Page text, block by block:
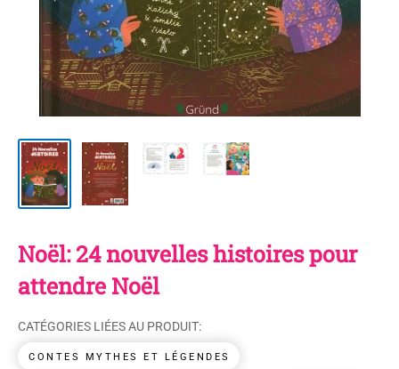
Noël: 24 nouvelles histoires pour
attendre Noël
CATÉGORIES LIÉES AU PRODUIT:
CONTES MYTHES ET LÉGENDES